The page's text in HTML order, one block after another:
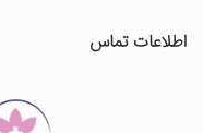
اطلاعات تماس